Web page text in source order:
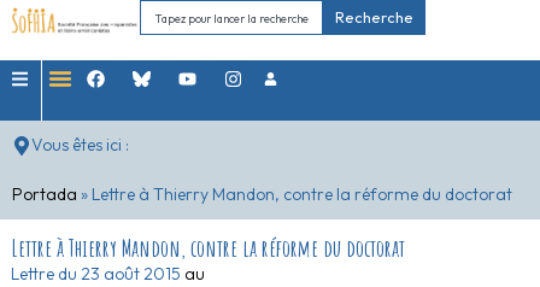
Recherche
Vous êtes ici :
Portada » Lettre à Thierry Mandon, contre la réforme du doctorat
Lettre à Thierry Mandon, contre la réforme du doctorat
Lettre du 23 août 2015 au